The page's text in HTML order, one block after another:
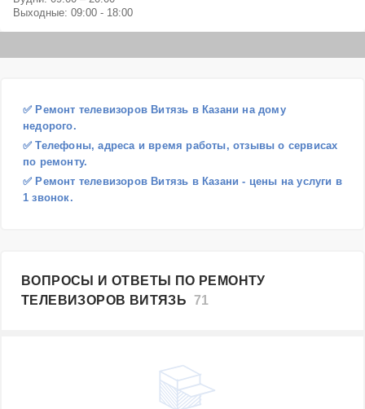
Выходные: 09:00 - 18:00
✅ Ремонт телевизоров Витязь в Казани на дому
недорого.
✅ Телефоны, адреса и время работы, отзывы о сервисах
по ремонту.
✅ Ремонт телевизоров Витязь в Казани - цены на услуги в
1 звонок.
ВОПРОСЫ И ОТВЕТЫ ПО РЕМОНТУ
ТЕЛЕВИЗОРОВ ВИТЯЗЬ 71